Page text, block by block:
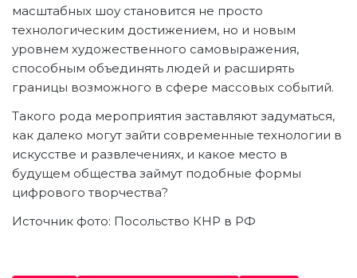
масштабных шоу становится не просто
технологическим достижением, но и новым
уровнем художественного самовыражения,
способным объединять людей и расширять
границы возможного в сфере массовых событий.
Такого рода мероприятия заставляют задуматься,
как далеко могут зайти современные технологии в
искусстве и развлечениях, и какое место в
будущем общества займут подобные формы
цифрового творчества?
Источник фото: Посольство КНР в РФ